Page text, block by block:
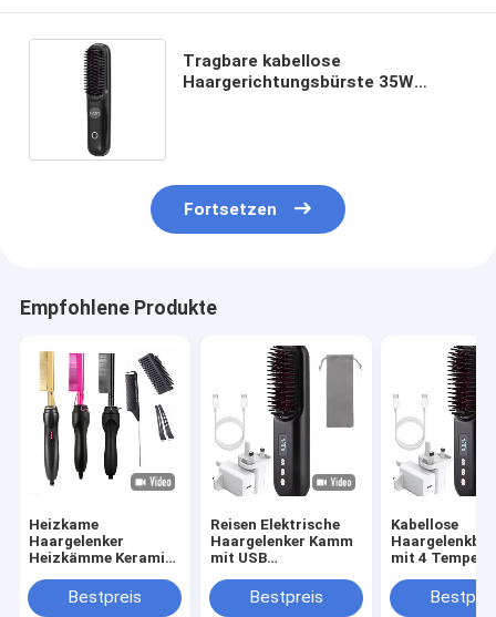
Tragbare kabellose
Haargerichtungsbürste 35W
Fortsetzen
Empfohlene Produkte
Heizkame
Haargelenker
Heizkämme Keramik
Kupfer Elektrischer
Heißkame
Bestpreis
Reisen Elektrische
Haargelenker Kamm
mit USB
6 Fuß Schnurlänge
Bestpreis
Kabellose
mit 4
Schnellladung